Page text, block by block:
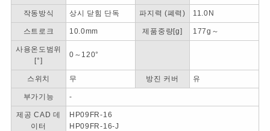
작동방식 상시 닫힘 단독 파지력 (폐력) 11.0N
스트로크 10.0mm 제품중량[g] 177g～
사용온도범위
[°]
0～120°
스위치 무 방진 커버 유
부가기능 -
제공 CAD 데
이터
HP09FR-16
HP09FR-16-J